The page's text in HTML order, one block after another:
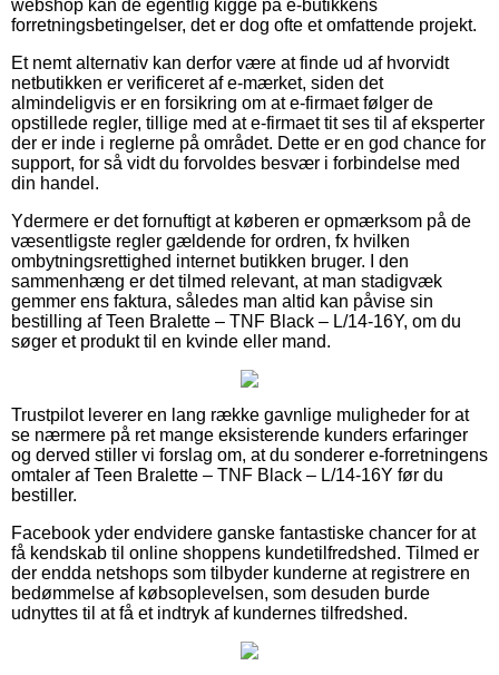
webshop kan de egentlig kigge på e-butikkens
forretningsbetingelser, det er dog ofte et omfattende projekt.
Et nemt alternativ kan derfor være at finde ud af hvorvidt
netbutikken er verificeret af e-mærket, siden det
almindeligvis er en forsikring om at e-firmaet følger de
opstillede regler, tillige med at e-firmaet tit ses til af eksperter
der er inde i reglerne på området. Dette er en god chance for
support, for så vidt du forvoldes besvær i forbindelse med
din handel.
Ydermere er det fornuftigt at køberen er opmærksom på de
væsentligste regler gældende for ordren, fx hvilken
ombytningsrettighed internet butikken bruger. I den
sammenhæng er det tilmed relevant, at man stadigvæk
gemmer ens faktura, således man altid kan påvise sin
bestilling af Teen Bralette – TNF Black – L/14-16Y, om du
søger et produkt til en kvinde eller mand.
Trustpilot leverer en lang række gavnlige muligheder for at
se nærmere på ret mange eksisterende kunders erfaringer
og derved stiller vi forslag om, at du sonderer e-forretningens
omtaler af Teen Bralette – TNF Black – L/14-16Y før du
bestiller.
Facebook yder endvidere ganske fantastiske chancer for at
få kendskab til online shoppens kundetilfredshed. Tilmed er
der endda netshops som tilbyder kunderne at registrere en
bedømmelse af købsoplevelsen, som desuden burde
udnyttes til at få et indtryk af kundernes tilfredshed.